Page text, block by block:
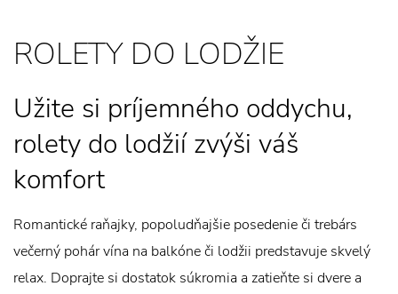
ROLETY DO LODŽIE
Užite si príjemného oddychu,
rolety do lodžií zvýši váš
komfort
Romantické raňajky, popoludňajšie posedenie či trebárs
večerný pohár vína na balkóne či lodžii predstavuje skvelý
relax. Doprajte si dostatok súkromia a zatieňte si dvere a